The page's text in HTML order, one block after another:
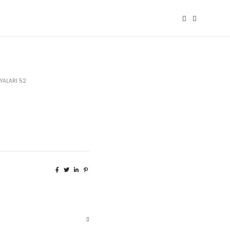
52